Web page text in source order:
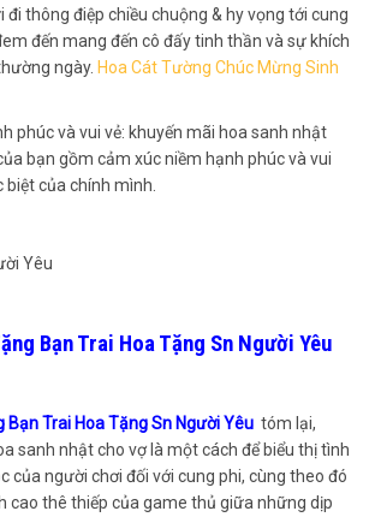
đi thông điệp chiều chuộng & hy vọng tới cung
đến mang đến cô đấy tinh thần và sự khích
ngày. Hoa Cát Tường Chúc Mừng Sinh
phúc và vui vẻ: khuyến mãi hoa sanh nhật
bạn gồm cảm xúc niềm hạnh phúc và vui
của chính mình.
Bạn Trai Hoa Tặng Sn Người Yêu
Bạn Trai Hoa Tặng Sn Người Yêu tóm lại,
sanh nhật cho vợ là một cách để biểu thị tình
của người chơi đối với cung phi, cùng theo đó
cao thê thiếp của game thủ giữa những dịp